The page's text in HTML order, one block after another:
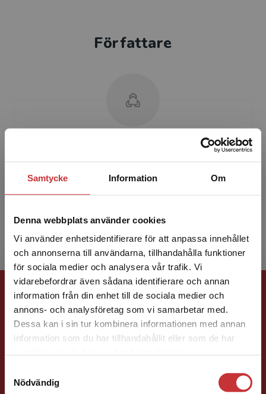
Samtycke Information Om
Denna webbplats använder cookies
Vi använder enhetsidentifierare för att anpassa innehållet
och annonserna till användarna, tillhandahålla funktioner
för sociala medier och analysera vår trafik. Vi
vidarebefordrar även sådana identifierare och annan
information från din enhet till de sociala medier och
annons- och analysföretag som vi samarbetar med.
Dessa kan i sin tur kombinera informationen med annan
information som du har tillhandahållit eller som de har
Nödvändig
Begränsad fraktregion
Det verkar som att du besöker
studentlitteratur.se via en enhet utanför Sverige.
Vi erbjuder inte leveranser utanför Sverige. För
att kunna slutföra ett köp måste
Författare
Anna Lena Lindberg är fil.dr. och docent i
konstpeda...
Förlagskontakt